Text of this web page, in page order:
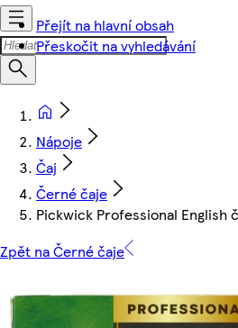
Přejít na hlavní obsah
Přeskočit na vyhledávání
Nápoje
Čaj
Černé čaje
Pickwick Professional English
Zpět na Černé čaje